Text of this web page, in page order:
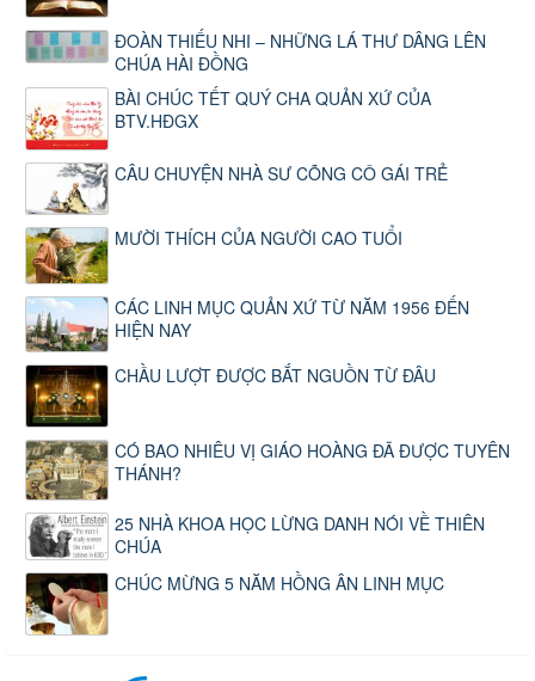
ĐOÀN THIẾU NHI – NHỮNG LÁ THƯ DÂNG LÊN
CHÚA HÀI ĐỒNG
BÀI CHÚC TẾT QUÝ CHA QUẢN XỨ CỦA
BTV.HĐGX
CÂU CHUYỆN NHÀ SƯ CÕNG CÔ GÁI TRẺ
MƯỜI THÍCH CỦA NGƯỜI CAO TUỔI
CÁC LINH MỤC QUẢN XỨ TỪ NĂM 1956 ĐẾN
HIỆN NAY
CHẦU LƯỢT ĐƯỢC BẮT NGUỒN TỪ ĐÂU
CÓ BAO NHIÊU VỊ GIÁO HOÀNG ĐÃ ĐƯỢC TUYÊN
THÁNH?
25 NHÀ KHOA HỌC LỪNG DANH NÓI VỀ THIÊN
CHÚA
CHÚC MỪNG 5 NĂM HỒNG ÂN LINH MỤC